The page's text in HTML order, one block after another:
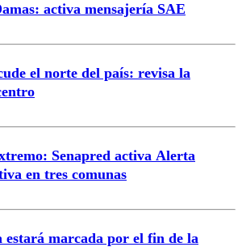
activa mensajería SAE
el norte del país: revisa la
Senapred activa Alerta
en tres comunas
estará marcada por el fin de la